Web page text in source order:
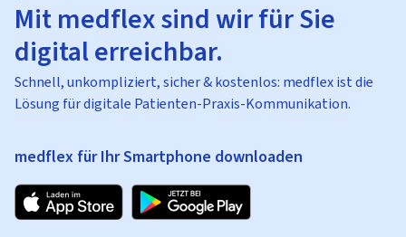
Mit medflex sind wir für Sie
digital erreichbar.
Schnell, unkompliziert, sicher & kostenlos: medflex ist die
Lösung für digitale Patienten-Praxis-Kommunikation.
medflex für Ihr Smartphone downloaden